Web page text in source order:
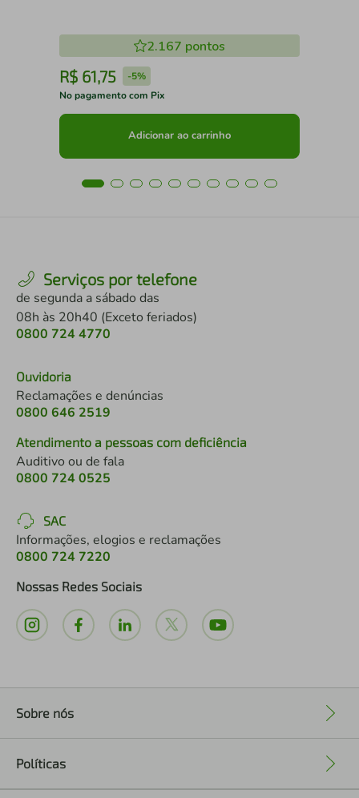
2.167 pontos
R$ 61,75 -5%
No pagamento com Pix
Adicionar ao carrinho
Serviços por telefone
de segunda a sábado das
08h às 20h40 (Exceto feriados)
0800 724 4770
Ouvidoria
Reclamações e denúncias
0800 646 2519
Atendimento a pessoas com deficiência
Auditivo ou de fala
0800 724 0525
SAC
Informações, elogios e reclamações
0800 724 7220
Nossas Redes Sociais
Sobre nós
Políticas